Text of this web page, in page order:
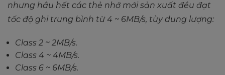
nhưng hầu hết các thẻ nhớ mới sản xuất đều đạt
tốc độ ghi trung bình từ 4 ~ 6MB/s, tùy dung lượng:
Class 2 ~ 2MB/s.
Class 4 ~ 4MB/s.
Class 6 ~ 6MB/s.